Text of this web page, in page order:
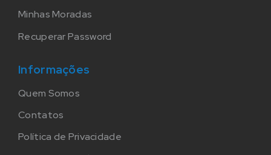
Minhas Moradas
Recuperar Password
Informações
Quem Somos
Contatos
Política de Privacidade